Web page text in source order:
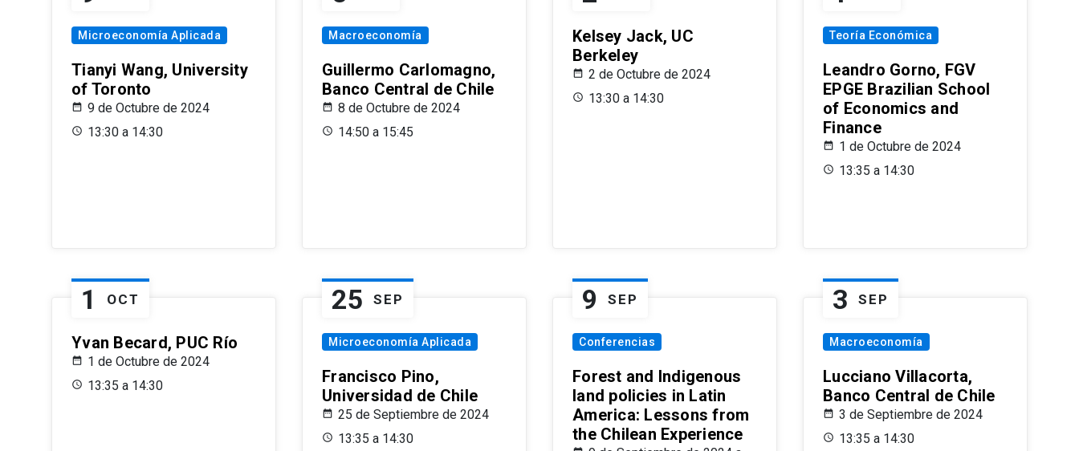
Microeconomía Aplicada
Tianyi Wang, University
of Toronto
9 de Octubre de 2024
13:30 a 14:30
Macroeconomía
Guillermo Carlomagno,
Banco Central de Chile
8 de Octubre de 2024
14:50 a 15:45
Kelsey Jack, UC
Berkeley
2 de Octubre de 2024
13:30 a 14:30
Teoría Económica
Leandro Gorno, FGV
EPGE Brazilian School
of Economics and
Finance
1 de Octubre de 2024
13:35 a 14:30
1 OCT
Yvan Becard, PUC Río
1 de Octubre de 2024
13:35 a 14:30
25 SEP
Microeconomía Aplicada
Francisco Pino,
Universidad de Chile
25 de Septiembre de 2024
13:35 a 14:30
9 SEP
Conferencias
Forest and Indigenous
land policies in Latin
America: Lessons from
the Chilean Experience
3 SEP
Macroeconomía
Lucciano Villacorta,
Banco Central de Chile
3 de Septiembre de 2024
13:35 a 14:30